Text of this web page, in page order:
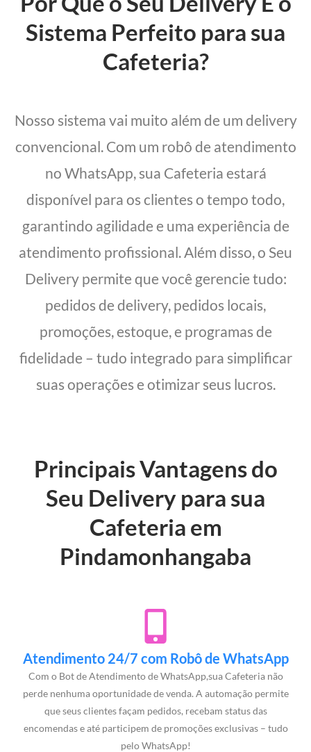
Sistema Perfeito para sua
Cafeteria?
Nosso sistema vai muito além de um delivery
convencional. Com um robô de atendimento
no WhatsApp, sua Cafeteria estará
disponível para os clientes o tempo todo,
garantindo agilidade e uma experiência de
atendimento profissional. Além disso, o Seu
Delivery permite que você gerencie tudo:
pedidos de delivery, pedidos locais,
promoções, estoque, e programas de
fidelidade – tudo integrado para simplificar
suas operações e otimizar seus lucros.
Principais Vantagens do
Seu Delivery para sua
Cafeteria em
Pindamonhangaba
Atendimento 24/7 com Robô de WhatsApp
Com o Bot de Atendimento de WhatsApp,sua Cafeteria não
perde nenhuma oportunidade de venda. A automação permite
que seus clientes façam pedidos, recebam status das
encomendas e até participem de promoções exclusivas – tudo
pelo WhatsApp!